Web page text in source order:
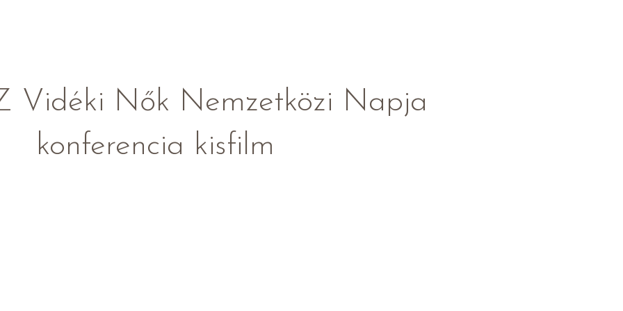
Vidéki Nők Nemzetközi Napja
konferencia kisfilm